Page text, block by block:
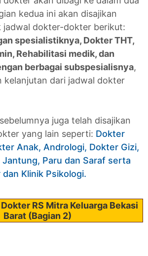
kedua ini akan disajikan
jadwal dokter-dokter berikut:
spesialistiknya, Dokter THT,
Rehabilitasi medik, dan
berbagai subspesialisnya,
kelanjutan dari jadwal dokter
juga telah disajikan
yang lain seperti: Dokter
Anak, Andrologi, Dokter Gizi,
Jantung, Paru dan Saraf serta
Klinik Psikologi.
RS Mitra Keluarga Bekasi
Barat (Bagian 2)